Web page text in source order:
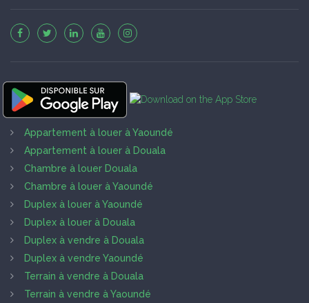
Appartement à louer à Yaoundé
Appartement à louer à Douala
Chambre à louer Douala
Chambre à louer à Yaoundé
Duplex à louer à Yaoundé
Duplex à louer à Douala
Duplex à vendre à Douala
Duplex à vendre Yaoundé
Terrain à vendre à Douala
Terrain à vendre à Yaoundé